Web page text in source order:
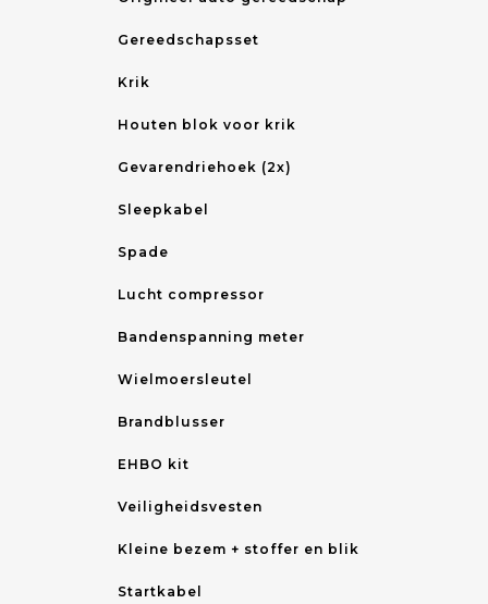
Gereedschapsset
Krik
Houten blok voor krik
Gevarendriehoek (2x)
Sleepkabel
Spade
Lucht compressor
Bandenspanning meter
Wielmoersleutel
Brandblusser
EHBO kit
Veiligheidsvesten
Kleine bezem + stoffer en blik
Startkabel